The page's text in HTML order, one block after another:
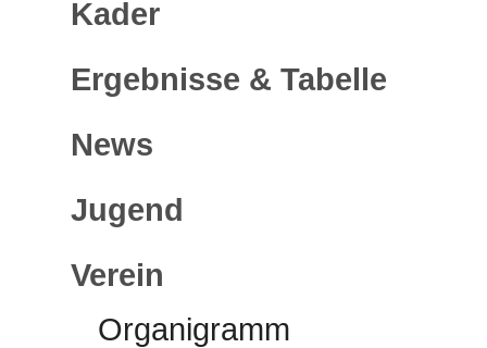
Kader
Ergebnisse & Tabelle
News
Jugend
Verein
Organigramm